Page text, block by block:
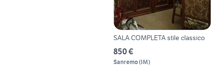
SALA COMPLETA stile classico
850 €
Sanremo(IM)